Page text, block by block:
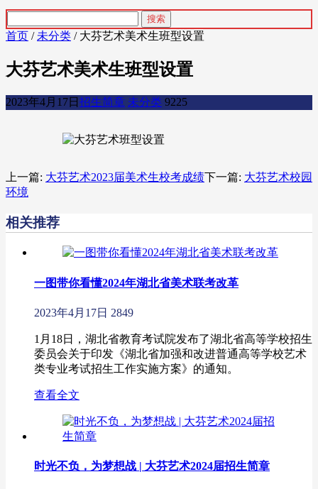
首页 / 未分类 / 大芬艺术美术生班型设置
大芬艺术美术生班型设置
2023年4月17日 招生简章 未分类 9225
上一篇: 大芬艺术2023届美术生校考成绩下一篇: 大芬艺术校园
环境
相关推荐
一图带你看懂2024年湖北省美术联考改革
2023年4月17日 2849
1月18日，湖北省教育考试院发布了湖北省高等学校招生
委员会关于印发《湖北省加强和改进普通高等学校艺术
类专业考试招生工作实施方案》的通知。
查看全文
时光不负，为梦想战 | 大芬艺术2024届招生简章